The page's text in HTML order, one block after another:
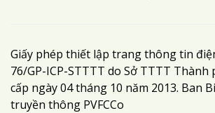
Giấy phép thiết lập trang thông tin
76/GP-ICP-STTTT do Sở TTTT Thành
cấp ngày 04 tháng 10 năm 2013. Ban
truyền thông PVFCCo